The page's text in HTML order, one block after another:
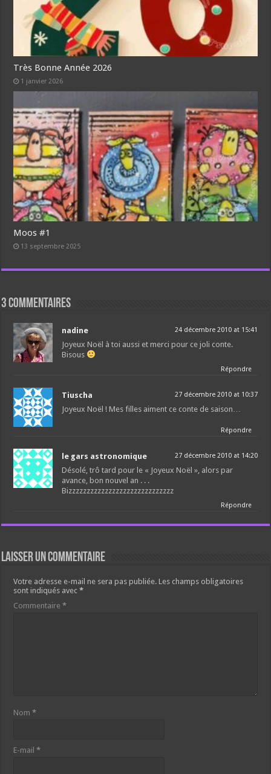
Très Bonne Année 2026
1 janvier 2026
Moos #1
13 septembre 2025
3 commentaires
nadine 24 décembre 2010 at 15:41
Joyeux Noël à toi aussi et merci pour ce joli conte.
Bisous
Répondre
Tiuscha 27 décembre 2010 at 10:37
Joyeux Noël ! Mes filles aiment ce conte de saison…
Répondre
le gars astronomique 27 décembre 2010 at 14:20
Désolé, trô tard pour le « Joyeux Noël », alors par
avance, bon nouvel an . . .
Bizzzzzzzzzzzzzzzzzzzzzzzzzzzzz
Répondre
Laisser un commentaire
Votre adresse e-mail ne sera pas publiée. Les champs obligatoires
sont indiqués avec*
Commentaire*
Nom*
E-mail*